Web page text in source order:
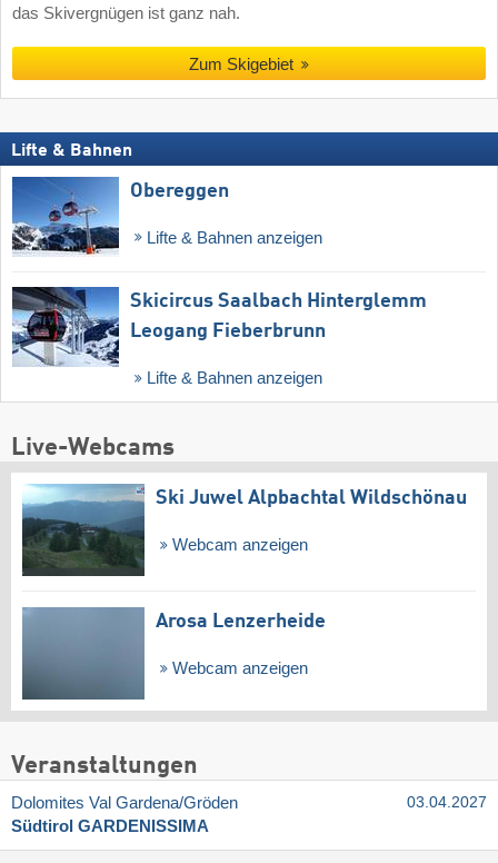
das Skivergnügen ist ganz nah.
Zum Skigebiet
Lifte & Bahnen
Obereggen
Lifte & Bahnen anzeigen
Skicircus Saalbach Hinterglemm
Leogang Fieberbrunn
Lifte & Bahnen anzeigen
Live-Webcams
Ski Juwel Alpbachtal Wildschönau
Webcam anzeigen
Arosa Lenzerheide
Webcam anzeigen
Veranstaltungen
Dolomites Val Gardena/​Gröden
Südtirol GARDENISSIMA
03.04.2027